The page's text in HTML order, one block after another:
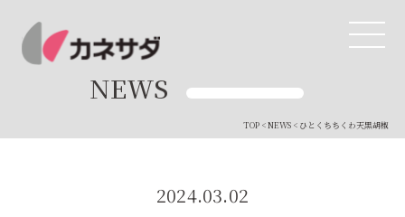
TOP
生産体制
NEWS
TOP<NEWS< ひとくちちくわ天黒胡椒
2024.03.02